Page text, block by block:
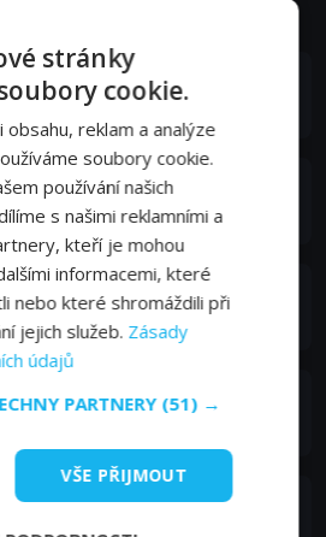
stránky
cookie.
obsahu, reklam a analýze
soubory cookie.
používání našich
s našimi reklamními a
kteří je mohou
informacemi, které
nebo které shromáždili při
jejich služeb. Zásady
údajů
PARTNERY (51) →
VŠE PŘIJMOUT